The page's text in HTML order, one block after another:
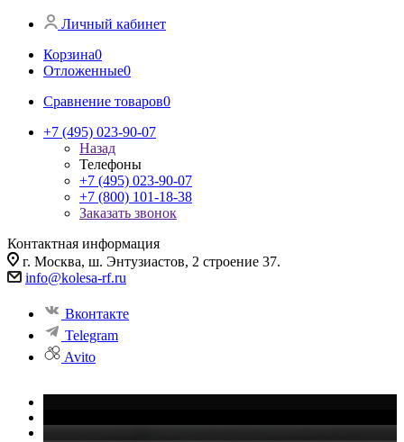
Личный кабинет
Корзина0
Отложенные0
Сравнение товаров0
+7 (495) 023-90-07
Назад
Телефоны
+7 (495) 023-90-07
+7 (800) 101-18-38
Заказать звонок
Контактная информация
г. Москва, ш. Энтузиастов, 2 строение 37.
info@kolesa-rf.ru
Вконтакте
Telegram
Avito